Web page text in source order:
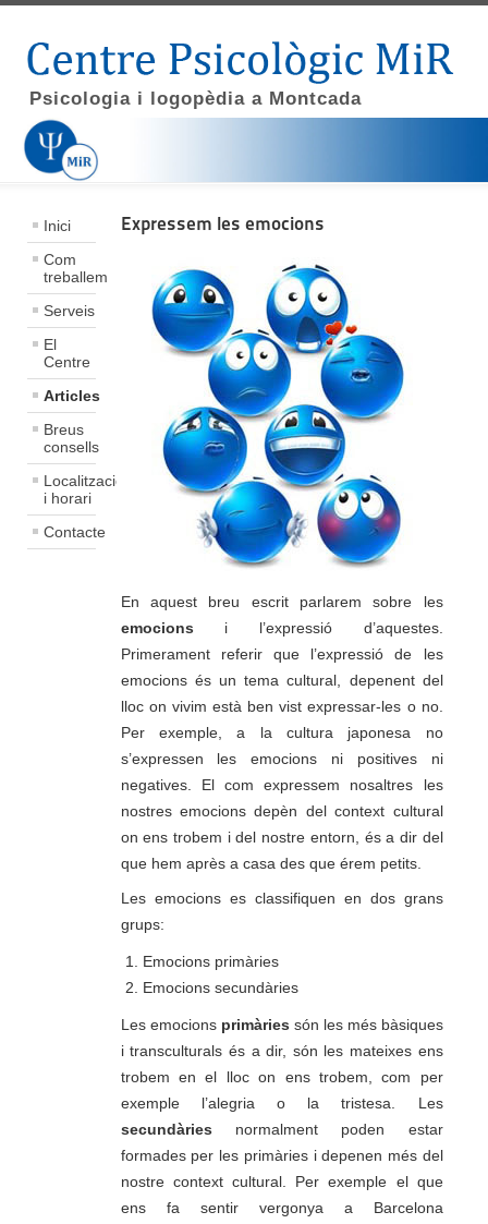
Psicologia i logopèdia a Montcada
Inici
Com
treballem
Serveis
El
Centre
Articles
Breus
consells
Localització
i horari
Contacte
Expressem les emocions
En aquest breu escrit parlarem sobre les
emocions i l’expressió d’aquestes.
Primerament referir que l’expressió de les
emocions és un tema cultural, depenent del
lloc on vivim està ben vist expressar-les o no.
Per exemple, a la cultura japonesa no
s’expressen les emocions ni positives ni
negatives. El com expressem nosaltres les
nostres emocions depèn del context cultural
on ens trobem i del nostre entorn, és a dir del
que hem après a casa des que érem petits.
Les emocions es classifiquen en dos grans
grups:
Emocions primàries
Emocions secundàries
Les emocions primàries són les més bàsiques
i transculturals és a dir, són les mateixes ens
trobem en el lloc on ens trobem, com per
exemple l’alegria o la tristesa. Les
secundàries normalment poden estar
formades per les primàries i depenen més del
nostre context cultural. Per exemple el que
ens fa sentir vergonya a Barcelona